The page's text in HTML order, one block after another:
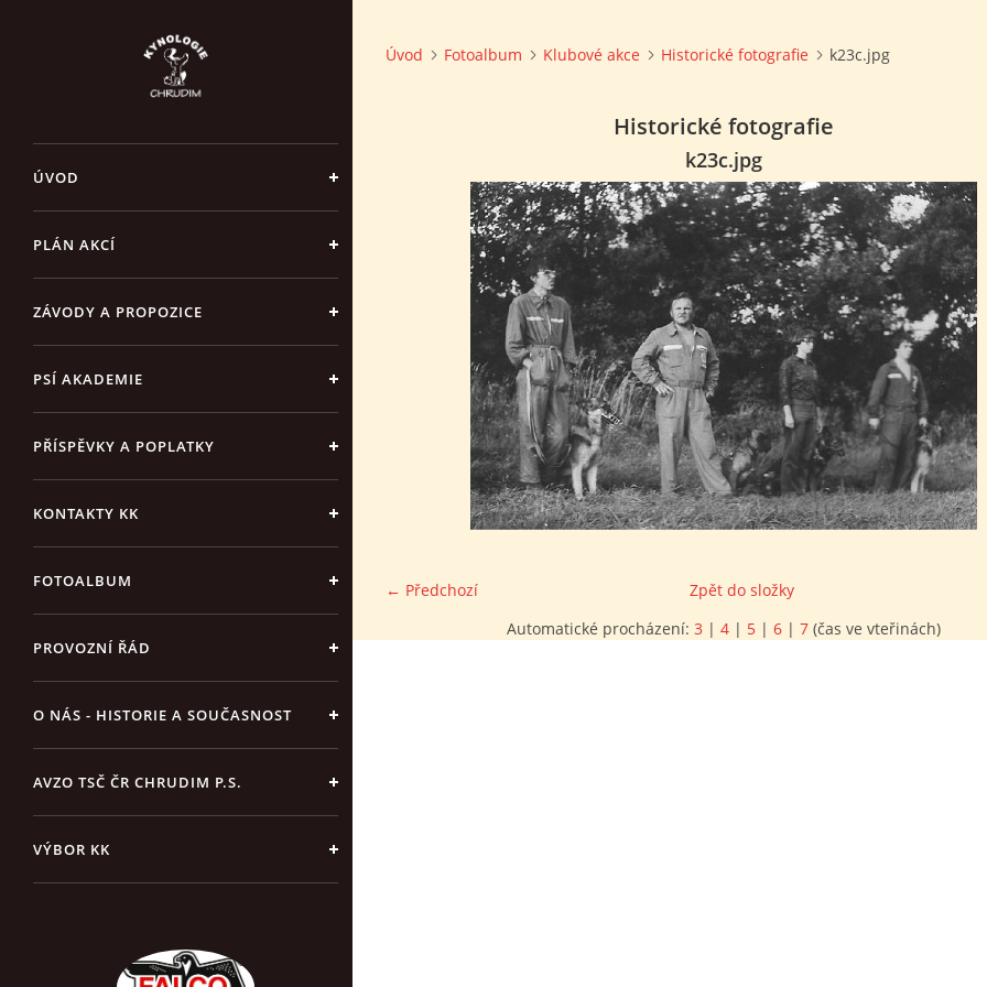
ÚVOD
PLÁN AKCÍ
ZÁVODY A PROPOZICE
PSÍ AKADEMIE
PŘÍSPĚVKY A POPLATKY
KONTAKTY KK
FOTOALBUM
PROVOZNÍ ŘÁD
O NÁS - HISTORIE A SOUČASNOST
AVZO TSČ ČR CHRUDIM P.S.
VÝBOR KK
Úvod Fotoalbum Klubové akce Historické fotografie k23c.jpg
Historické fotografie
k23c.jpg
← Předchozí
Zpět do složky
Automatické procházení: 3 | 4 | 5 | 6 | 7 (čas ve vteřinách)